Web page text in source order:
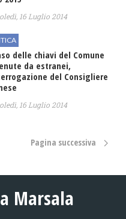
16 Luglio 2014
delle chiavi del Comune
da estranei,
del Consigliere
16 Luglio 2014
Pagina successiva
Marsala